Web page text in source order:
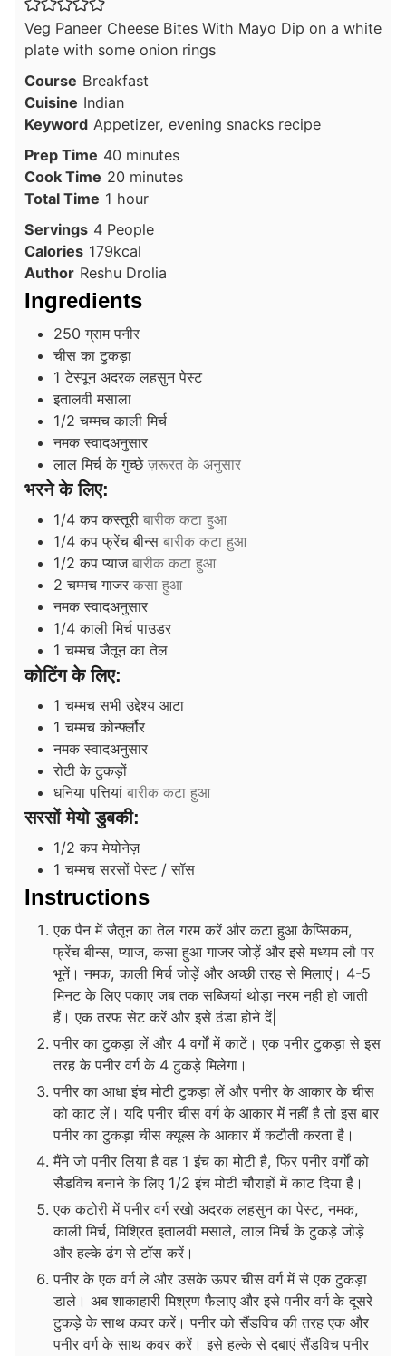
Veg Paneer Cheese Bites With Mayo Dip on a white
plate with some onion rings
Course Breakfast
Cuisine Indian
Keyword Appetizer, evening snacks recipe
Prep Time 40 minutes
minutes
Cook Time 20 minutes
minutes
Total Time 1 hour
hour
Servings 4 People
Calories 179kcal
Author Reshu Drolia
Ingredients
250 ग्रामपनीर
चीस का टुकड़ा
1 टेस्पून अदरक लहसुन पेस्ट
इतालवी मसाला
1/2 चम्मचकाली मिर्च
नमक स्वादअनुसार
लाल मिर्च के गुच्छे ज़रूरत के अनुसार
भरने के लिए:
1/4 कप कस्तूरी बारीक कटा हुआ
1/4 कपफ्रेंच बीन्स बारीक कटा हुआ
1/2 कपप्याज बारीक कटा हुआ
2 चम्मच गाजर कसा हुआ
नमक स्वादअनुसार
1/4 काली मिर्च पाउडर
1 चम्मचजैतून का तेल
कोटिंग के लिए:
1 चम्मचसभी उद्देश्य आटा
1 चम्मचकोर्न्फ्लौर
नमक स्वादअनुसार
रोटी के टुकड़ों
धनिया पत्तियां बारीक कटा हुआ
सरसों मेयो डुबकी:
1/2 कपमेयोनेज़
1 चम्मचसरसों पेस्ट / सॉस
Instructions
एक पैन में जैतून का तेल गरम करें और कटा हुआ कैप्सिकम,
फ्रेंच बीन्स, प्याज, कसा हुआ गाजर जोड़ें और इसे मध्यम लौ पर
भूनें। नमक, काली मिर्च जोड़ें और अच्छी तरह से मिलाएं। 4-5
मिनट के लिए पकाए जब तक सब्जियां थोड़ा नरम नही हो जाती
हैं। एक तरफ सेट करें और इसे ठंडा होने दें|
पनीर का टुकड़ा लें और 4 वर्गों में काटें। एक पनीर टुकड़ा से इस
तरह के पनीर वर्ग के 4 टुकड़े मिलेगा।
पनीर का आधा इंच मोटी टुकड़ा लें और पनीर के आकार के चीस
को काट लें। यदि पनीर चीस वर्ग के आकार में नहीं है तो इस बार
पनीर का टुकड़ा चीस क्यूब्स के आकार में कटौती करता है।
मैंने जो पनीर लिया है वह 1 इंच का मोटी है, फिर पनीर वर्गों को
सैंडविच बनाने के लिए 1/2 इंच मोटी चौराहों में काट दिया है।
एक कटोरी में पनीर वर्ग रखो अदरक लहसुन का पेस्ट, नमक,
काली मिर्च, मिश्रित इतालवी मसाले, लाल मिर्च के टुकड़े जोड़े
और हल्के ढंग से टॉस करें।
पनीर के एक वर्ग ले और उसके ऊपर चीस वर्ग में से एक टुकड़ा
डाले। अब शाकाहारी मिश्रण फैलाए और इसे पनीर वर्ग के दूसरे
टुकड़े के साथ कवर करें। पनीर को सैंडविच की तरह एक और
पनीर वर्ग के साथ कवर करें। इसे हल्के से दबाएं सैंडविच पनीर